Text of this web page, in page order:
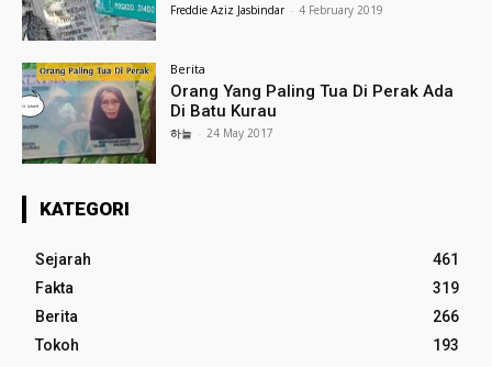
Freddie Aziz Jasbindar - 4 February 2019
Berita
Orang Yang Paling Tua Di Perak Ada
Di Batu Kurau
하늘 - 24 May 2017
KATEGORI
Sejarah
461
Fakta
319
Berita
266
Tokoh
193